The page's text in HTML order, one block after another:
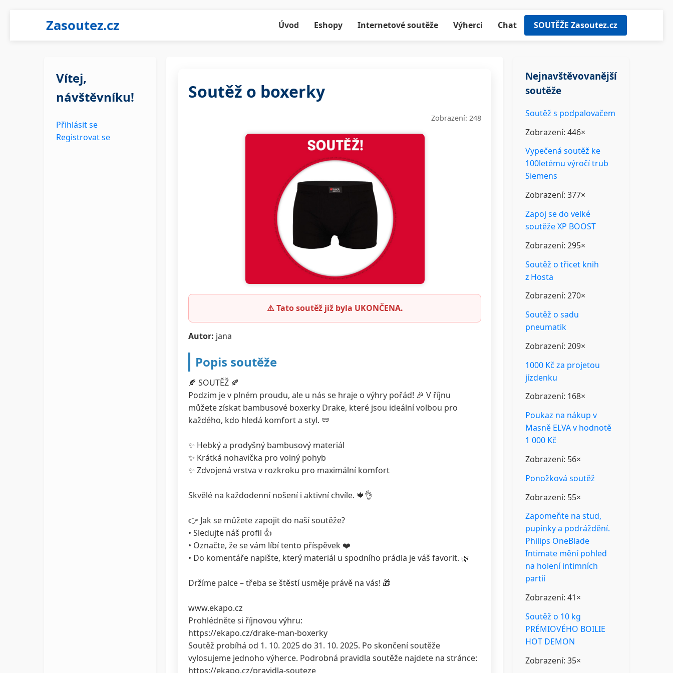
Zasoutez.cz Úvod Eshopy Internetové soutěže Výherci Chat SOUTĚŽE Zasoutez.cz
Vítej,
návštěvníku!
Přihlásit se
Registrovat se
Soutěž o boxerky
Zobrazení: 248
⚠️ Tato soutěž již byla UKONČENA.
Autor: jana
Popis soutěže
🍂 SOUTĚŽ 🍂
Podzim je v plném proudu, ale u nás se hraje o výhry pořád! 🎉 V říjnu
můžete získat bambusové boxerky Drake, které jsou ideální volbou pro
každého, kdo hledá komfort a styl. 🩲
✨ Hebký a prodyšný bambusový materiál
✨ Krátká nohavička pro volný pohyb
✨ Zdvojená vrstva v rozkroku pro maximální komfort
Skvělé na každodenní nošení i aktivní chvíle. 🍁👌
👉 Jak se můžete zapojit do naší soutěže?
• Sledujte náš profil 👍
• Označte, že se vám líbí tento příspěvek ❤️
• Do komentáře napište, který materiál u spodního prádla je váš favorit. 🌿
Držíme palce – třeba se štěstí usměje právě na vás! 🎁
www.ekapo.cz
Prohlédněte si říjnovou výhru:
https://ekapo.cz/drake-man-boxerky
Soutěž probíhá od 1. 10. 2025 do 31. 10. 2025. Po skončení soutěže
vylosujeme jednoho výherce. Podrobná pravidla soutěže najdete na stránce:
https://ekapo.cz/pravidla-souteze
Nejnavštěvovanější
soutěže
Soutěž s podpalovačem
Zobrazení: 446×
Vypečená soutěž ke
100letému výročí trub
Siemens
Zobrazení: 377×
Zapoj se do velké
soutěže XP BOOST
Zobrazení: 295×
Soutěž o třicet knih
z Hosta
Zobrazení: 270×
Soutěž o sadu
pneumatik
Zobrazení: 209×
1000 Kč za projetou
jízdenku
Zobrazení: 168×
Poukaz na nákup v
Masně ELVA v hodnotě
1 000 Kč
Zobrazení: 56×
Ponožková soutěž
Zobrazení: 55×
Zapomeňte na stud,
pupínky a podráždění.
Philips OneBlade
Intimate mění pohled
na holení intimních
partií
Zobrazení: 41×
Soutěž o 10 kg
PRÉMIOVÉHO BOILIE
HOT DEMON
Zobrazení: 35×